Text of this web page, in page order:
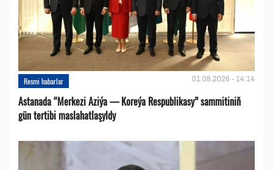
Resmi habarlar 01.08.2026 - 14:14
Astanada “Merkezi Aziýa — Koreýa Respublikasy” sammitiniň
gün tertibi maslahatlaşyldy